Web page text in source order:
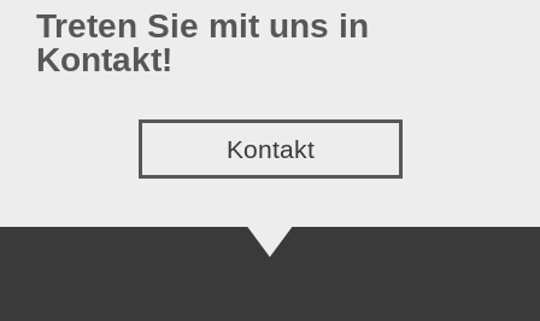
Treten Sie mit uns in
Kontakt!
Kontakt